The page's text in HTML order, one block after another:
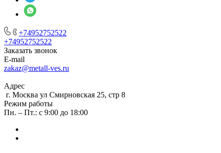
+74952752522
+74952752522
Заказать звонок
E-mail
zakaz@metall-ves.ru
Адрес
г. Москва ул Смирновская 25, стр 8
Режим работы
Пн. – Пт.: с 9:00 до 18:00